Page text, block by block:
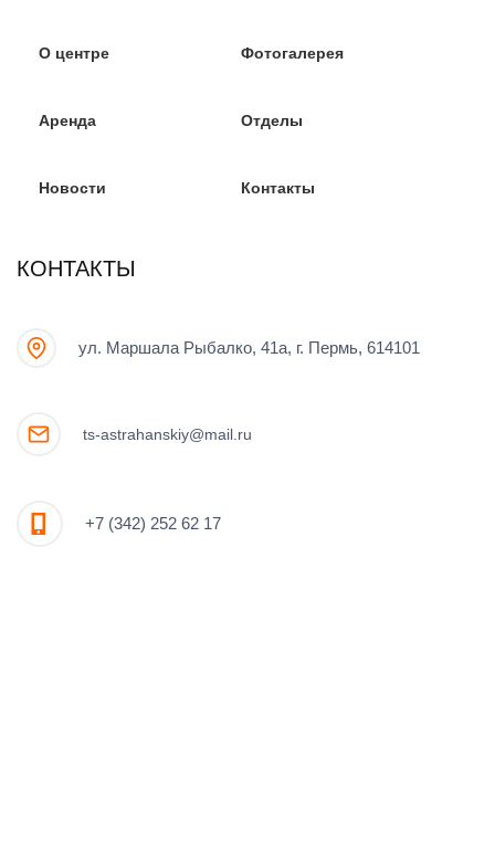
О центре Фотогалерея
Аренда Отделы
Новости Контакты
КОНТАКТЫ
ул. Маршала Рыбалко, 41а, г. Пермь, 614101
ts-astrahanskiy@mail.ru
+7 (342) 252 62 17